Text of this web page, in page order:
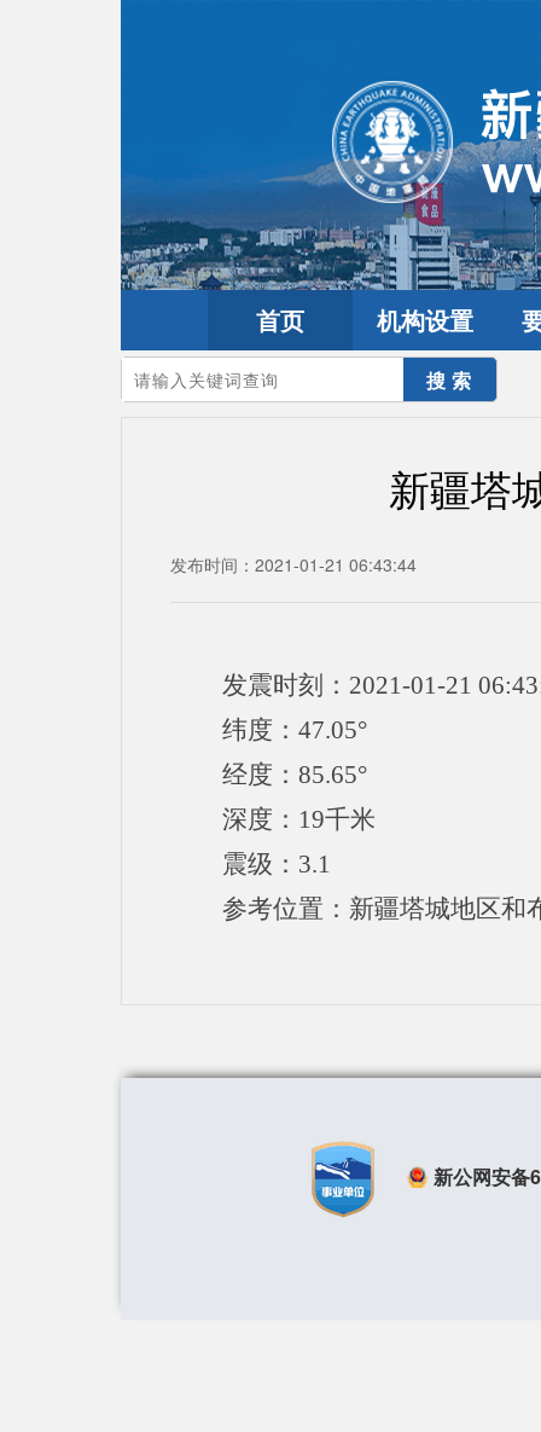
首页 机构设置
您的当前位置：首页>地震频道 新疆震讯
新疆塔
发布时间：2021-01-21 06:43:44
发震时刻：2021-01-21
纬度：47.05°
经度：85.65°
深度：19千米
震级：3.1
参考位置：新疆塔城地区和
新公网安备